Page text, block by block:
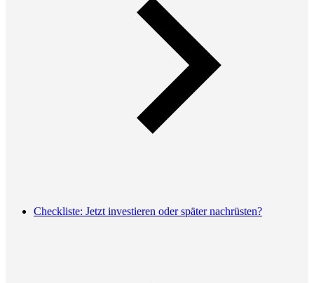
Checkliste: Jetzt investieren oder später nachrüsten?